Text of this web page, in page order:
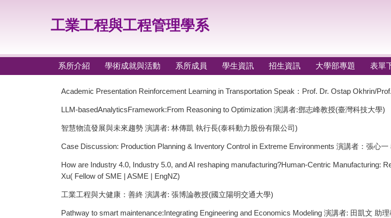
容
工業工程與工程管理學系
系所介紹 學術成就與活動 系所成員 學生資訊 招生資訊 大學部專題 表單
Academic Presentation Reinforcement Learning in Transportation Speak：Prof. Dr. Ostap Okhrin/
LLM-basedAnalyticsFramework:From Reasoning to Optimization 演講者:鄧志峰教授(臺灣科技大學)
智慧物流發展與未來趨勢 演講者: 林傳凱 執行長(泰科動力股份有限公司)
Case Discussion: Production Planning & Inventory Control in Extreme Environments 演講者：張心
How are Industry 4.0, Industry 5.0, and AI reshaping manufacturing?Human-Centric Manufacturing:
Xu( Fellow of SME | ASME | EngNZ)
工業工程與大健康：善終 演講者: 張博論教授(國立陽明交通大學)
Pathway to smart maintenance:Integrating Engineering and Economics Modeling 演講者: 田凱文 助